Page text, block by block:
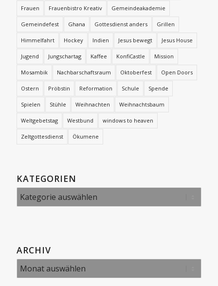
Frauen Frauenbistro Kreativ Gemeindeakademie
Gemeindefest Ghana Gottesdienst anders Grillen
Himmelfahrt Hockey Indien Jesus bewegt Jesus House
Jugend Jungschartag Kaffee KonfiCastle Mission
Mosambik Nachbarschaftsraum Oktoberfest Open Doors
Ostern Pröbstin Reformation Schule Spende
Spielen Stühle Weihnachten Weihnachtsbaum
Weltgebetstag Westbund windows to heaven
Zeltgottesdienst Ökumene
KATEGORIEN
Kategorien
ARCHIV